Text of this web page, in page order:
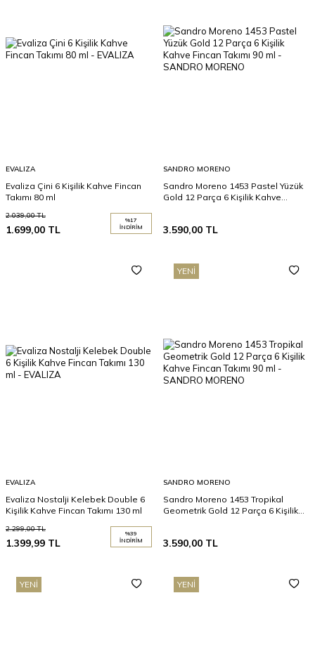
EVALIZA
Evaliza Çini 6 Kişilik Kahve Fincan
Takımı 80 ml
2.039,00TL
1.699,00 TL
%17
İNDIRIM
SANDRO MORENO
Sandro Moreno 1453 Pastel Yüzük
Gold 12 Parça 6 Kişilik Kahve
3.590,00 TL
EVALIZA
Evaliza Nostalji Kelebek Double 6
Kişilik Kahve Fincan Takımı 130 ml
2.299,00TL
1.399,99 TL
%39
İNDIRIM
YENI
SANDRO MORENO
Sandro Moreno 1453 Tropikal
Geometrik Gold 12 Parça 6 Kişilik
3.590,00 TL
YENI YENI